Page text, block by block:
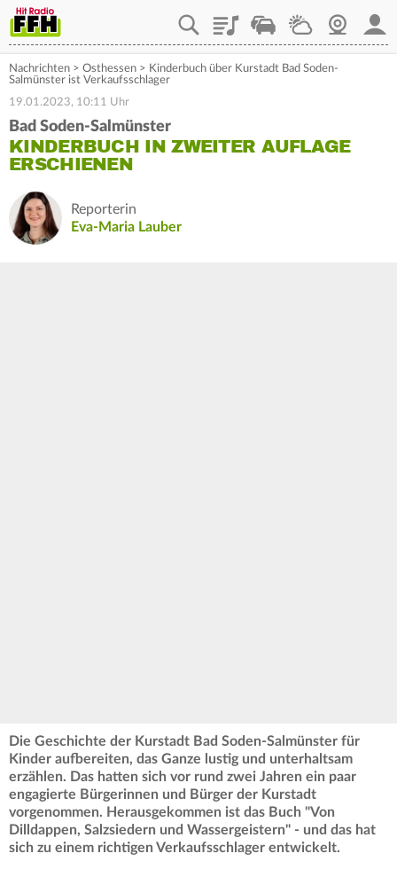
PlaylistStaupilotWetterWebcam
Nachrichten > Osthessen > Kinderbuch über Kurstadt Bad Soden-
Salmünster ist Verkaufsschlager
19.01.2023, 10:11 Uhr
Bad Soden-Salmünster
KINDERBUCH IN ZWEITER AUFLAGE
ERSCHIENEN
Reporterin
Eva-Maria Lauber
Die Geschichte der Kurstadt Bad Soden-Salmünster für
Kinder aufbereiten, das Ganze lustig und unterhaltsam
erzählen. Das hatten sich vor rund zwei Jahren ein paar
engagierte Bürgerinnen und Bürger der Kurstadt
vorgenommen. Herausgekommen ist das Buch "Von
Dilldappen, Salzsiedern und Wassergeistern" - und das hat
sich zu einem richtigen Verkaufsschlager entwickelt.